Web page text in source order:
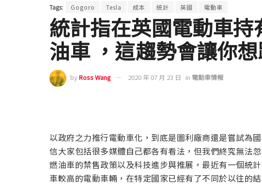
Tags: Gogoro Tesla 成本 統計 英國 電動車
統計指在英國電動車
油車 ，這趨勢會讓你
byRoss Wang 2020 年 07 月 23 日 in 電動車情報
以政府之力推行電動車化，到底是圖利廠商還是嘗試為
信大家包括很多媒體自己都各有看法，但我們終究無法
燃油車的禁售政策以及科技進步與推展，最近有一個統
車較高的電動車輛，在特定國家已經有了不同於以往的